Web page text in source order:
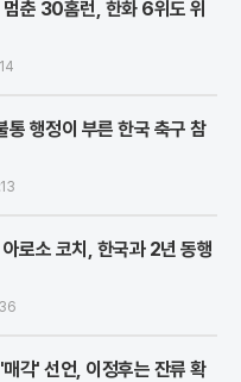
춘 30홈런, 한화 6위도 위
통 행정이 부른 한국 축구 참
로소 코치, 한국과 2년 동행
각' 선언, 이정후는 잔류 확